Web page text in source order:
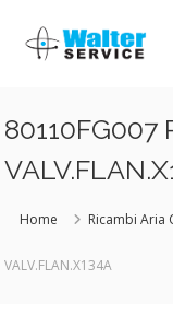
content
Walter
Service
parti
del
veicolo?
Walter
80110FG007
Home Ricambi Aria
VALV.FLAN.X134A